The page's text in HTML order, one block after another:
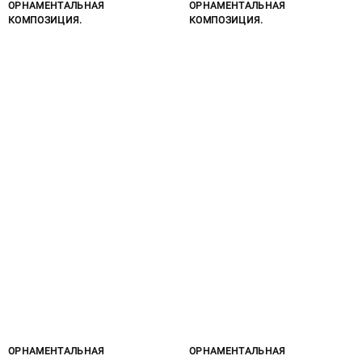
ОРНАМЕНТАЛЬНАЯ
КОМПОЗИЦИЯ.
ОРНАМЕНТАЛЬНАЯ
КОМПОЗИЦИЯ.
ОРНАМЕНТАЛЬНАЯ
ОРНАМЕНТАЛЬНАЯ